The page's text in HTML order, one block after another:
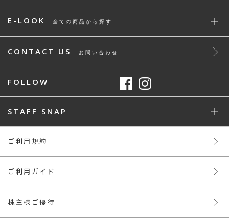
E-LOOK 全ての商品から探す
CONTACT US お問い合わせ
FOLLOW
STAFF SNAP
ご利用規約
ご利用ガイド
株主様ご優待